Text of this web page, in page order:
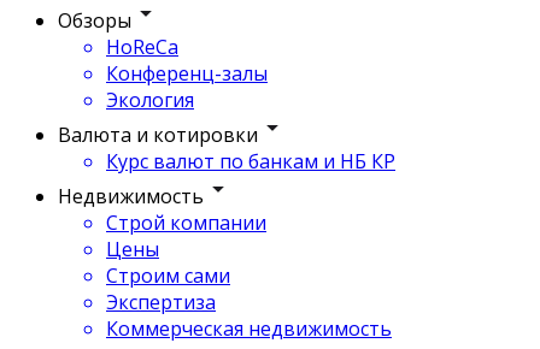
Обзоры
HoReCa
Конференц-залы
Экология
Валюта и котировки
Курс валют по банкам и НБ КР
Недвижимость
Строй компании
Цены
Строим сами
Экспертиза
Коммерческая недвижимость